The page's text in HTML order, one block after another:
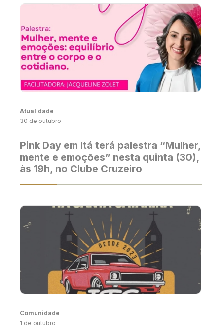
Atualidade
30 de outubro
Pink Day em Itá terá palestra “Mulher,
mente e emoções” nesta quinta (30),
às 19h, no Clube Cruzeiro
Comunidade
1 de outubro